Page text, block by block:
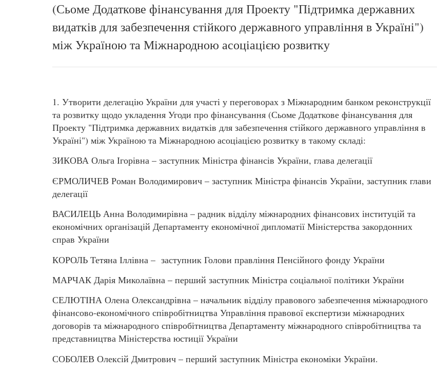
(Сьоме Додаткове фінансування для Проекту "Підтримка державних
видатків для забезпечення стійкого державного управління в Україні")
між Україною та Міжнародною асоціацією розвитку
1. Утворити делегацію України для участі у переговорах з Міжнародним банком реконструкції
та розвитку щодо укладення Угоди про фінансування (Сьоме Додаткове фінансування для
Проекту "Підтримка державних видатків для забезпечення стійкого державного управління в
Україні") між Україною та Міжнародною асоціацією розвитку в такому складі:
ЗИКОВА Ольга Ігорівна – заступник Міністра фінансів України, глава делегації
ЄРМОЛИЧЕВ Роман Володимирович – заступник Міністра фінансів України, заступник глави
делегації
ВАСИЛЕЦЬ Анна Володимирівна – радник відділу міжнародних фінансових інституцій та
економічних організацій Департаменту економічної дипломатії Міністерства закордонних
справ України
КОРОЛЬ Тетяна Іллівна – заступник Голови правління Пенсійного фонду України
МАРЧАК Дарія Миколаївна – перший заступник Міністра соціальної політики України
СЕЛЮТІНА Олена Олександрівна – начальник відділу правового забезпечення міжнародного
фінансово-економічного співробітництва Управління правової експертизи міжнародних
договорів та міжнародного співробітництва Департаменту міжнародного співробітництва та
представництва Міністерства юстиції України
СОБОЛЕВ Олексій Дмитрович – перший заступник Міністра економіки України.